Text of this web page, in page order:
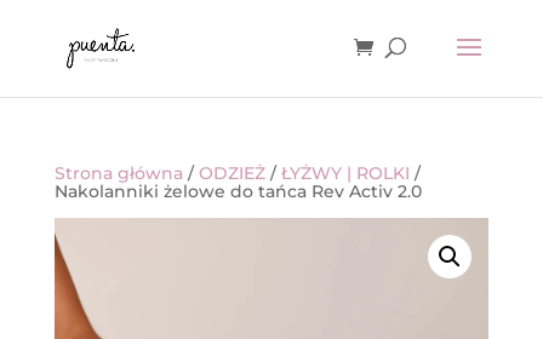
Strona główna /ODZIEŻ/ŁYŻWY | ROLKI /
Nakolanniki żelowe do tańca Rev Activ 2.0